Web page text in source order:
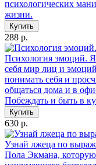
психологических
жизни.
Купить
288 р.
Психология эмоций.
себя мир лиц и
понимать себя и
общаться дома и в
Побеждать и быть в
Купить
630 р.
Узнай лжеца по
Пола Экмана,